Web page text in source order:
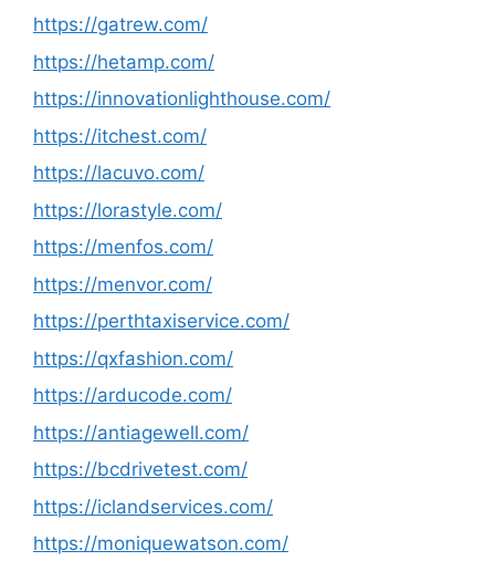
https://gatrew.com/
https://hetamp.com/
https://innovationlighthouse.com/
https://itchest.com/
https://lacuvo.com/
https://lorastyle.com/
https://menfos.com/
https://menvor.com/
https://perthtaxiservice.com/
https://qxfashion.com/
https://arducode.com/
https://antiagewell.com/
https://bcdrivetest.com/
https://iclandservices.com/
https://moniquewatson.com/